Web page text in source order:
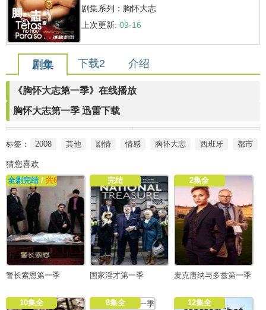
剧集系列：胸怀大志
上次更新: 09-16
剧集 下载2 介绍
《胸怀大志第一季》在线播放
胸怀大志第一季 迅雷下载
标签： 2008 其他 剧情 情感 胸怀大志 西班牙 都市
猜您喜欢
全剧完结 / 共6集
警长索恩第一季
完结
国家淫才第一季
2集全
麦克唐纳与多兹第一季
10集全
8集全
12集全